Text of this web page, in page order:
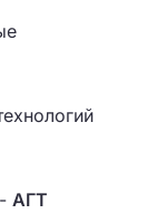
АГТ